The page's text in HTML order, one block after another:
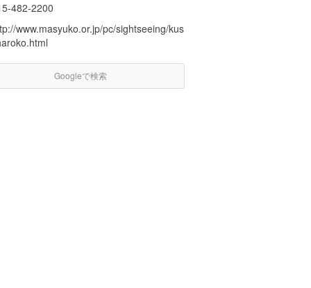
482-2200
www.masyuko.or.jp/pc/sightseeing/kus
Googleで検索